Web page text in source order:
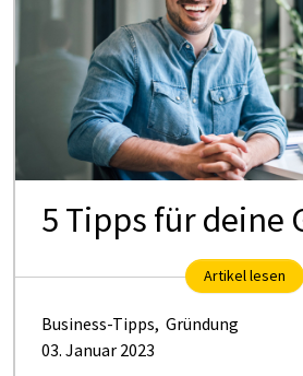
5 Tipps für deine
Artikel lesen
Business-Tipps, Gründung
03. Januar 2023